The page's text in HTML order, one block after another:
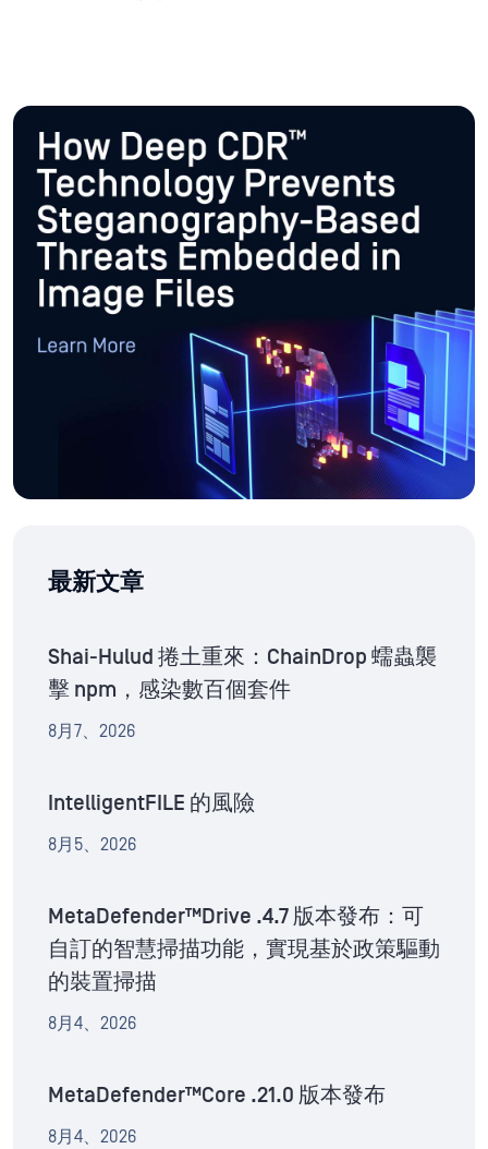
最新文章
Shai-Hulud 捲土重來：ChainDrop 蠕蟲襲
擊 npm，感染數百個套件
8月7、2026
IntelligentFILE 的風險
8月5、2026
MetaDefender™Drive .4.7 版本發布：可
自訂的智慧掃描功能，實現基於政策驅動
的裝置掃描
8月4、2026
MetaDefender™Core .21.0 版本發布
8月4、2026